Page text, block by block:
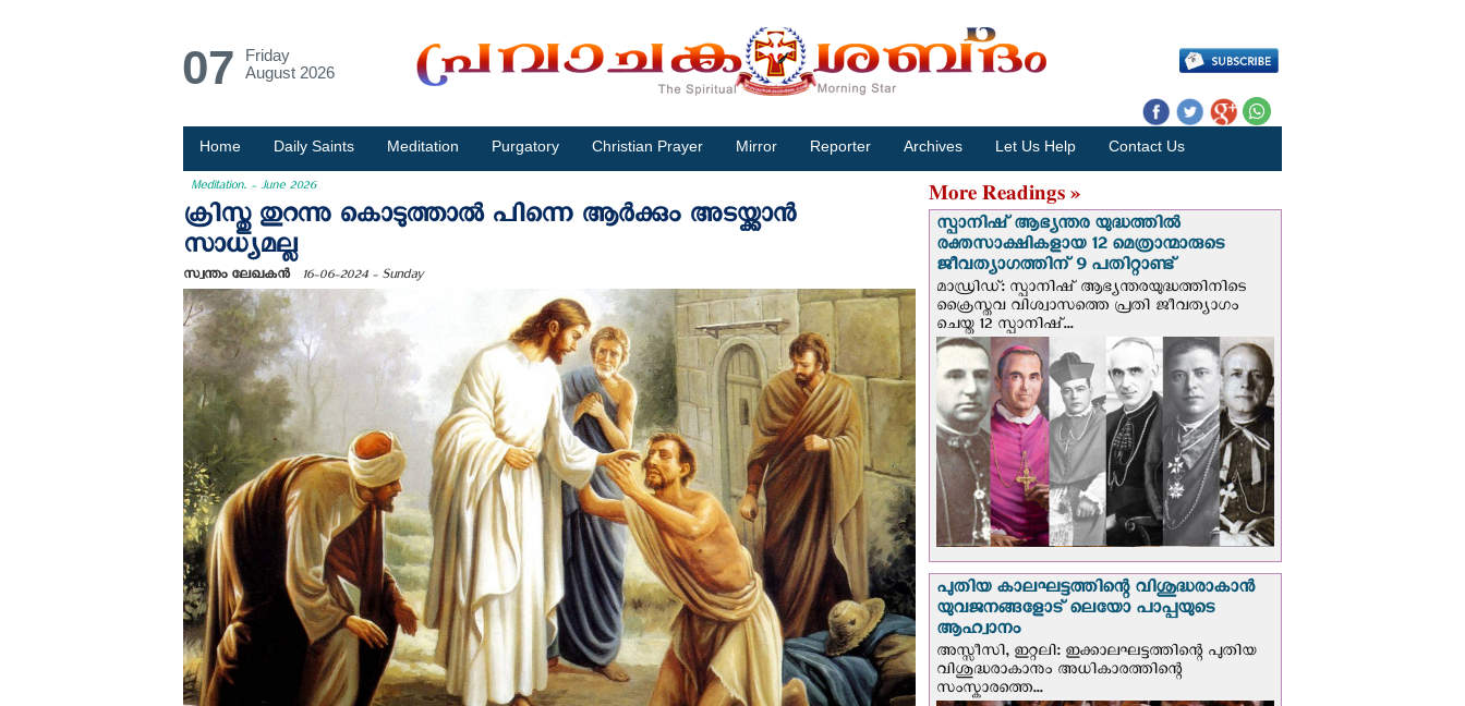
07
Friday
August 2026
Home Daily Saints Meditation Purgatory Christian Prayer Mirror Reporter Archives Let Us Help Contact Us
Meditation. - June 2026
ക്രിസ്തു തുറന്നു കൊടുത്താൽ പിന്നെ ആർക്കും അടയ്ക്കാൻ
സാധ്യമല്ല
സ്വന്തം ലേഖകന്‍ 16-06-2024 - Sunday
More Readings »
സ്പാനിഷ് ആഭ്യന്തര യുദ്ധത്തില്‍
രക്തസാക്ഷികളായ 12 മെത്രാന്മാരുടെ
ജീവത്യാഗത്തിന് 9 പതിറ്റാണ്ട്
മാഡ്രിഡ്: സ്പാനിഷ് ആഭ്യന്തരയുദ്ധത്തിനിടെ
ക്രൈസ്തവ വിശ്വാസത്തെ പ്രതി ജീവത്യാഗം
ചെയ്ത 12 സ്പാനിഷ്...
പുതിയ കാലഘട്ടത്തിന്റെ വിശുദ്ധരാകാന്‍
യുവജനങ്ങളോട് ലെയോ പാപ്പയുടെ
ആഹ്വാനം
അസ്സീസി, ഇറ്റലി: ഇക്കാലഘട്ടത്തിന്റെ പുതിയ
വിശുദ്ധരാകാനും അധികാരത്തിന്റെ
സംസ്കാരത്തെ...